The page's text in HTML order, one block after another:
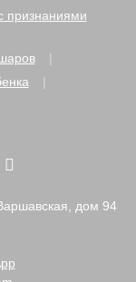
признаниями
дом 94